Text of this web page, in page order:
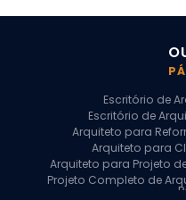
Escritório de
Escritório de
Arquiteto para
Arquiteto para
Arquiteto para Projeto
Projeto Completo de